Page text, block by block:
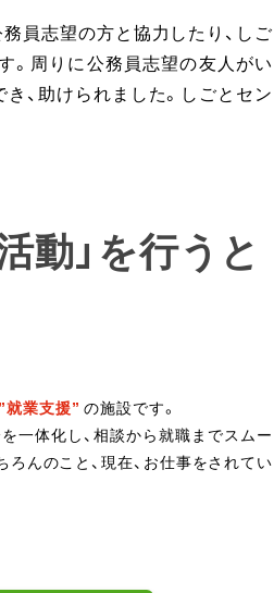
員志望の方と協力したり、しご
。周りに公務員志望の友人がい
、助けられました。しごとセン
動」を行うと
就業支援” の施設です。
一体化し、相談から就職までスムー
んのこと、現在、お仕事をされてい